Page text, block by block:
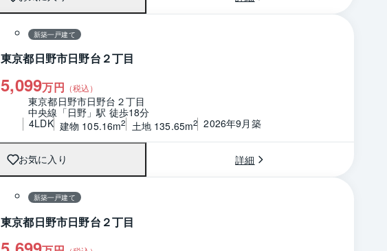
新築一戸建て
東京都日野市日野台２丁目
5,099万円 （税込）
東京都日野市日野台２丁目
中央線「日野」駅 徒歩18分
4LDK 建物 105.16m2 土地 135.65m2 2026年9月築
お気に入り 詳細
新築一戸建て
東京都日野市日野台２丁目